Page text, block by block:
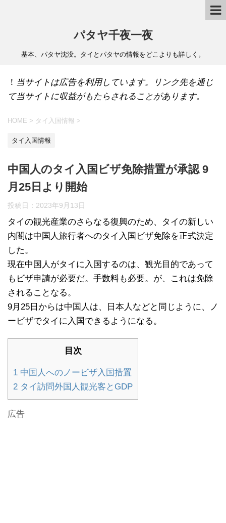
パタヤ千夜一夜
基本、パタヤ沈没。タイとパタヤの情報をどこよりも詳しく。
！ 当サイトは広告を利用しています。リンク先を通じ
て当サイトに収益がもたらされることがあります。
HOME > タイ入国情報 >
タイ入国情報
中国人のタイ入国ビザ免除措置が承認 9
月25日より開始
投稿日： 2023年9月13日
タイの観光産業のさらなる復興のため、タイの新しい
内閣は中国人旅行者へのタイ入国ビザ免除を正式決定
した。
現在中国人がタイに入国するのは、観光目的であって
もビザ申請が必要だ。手数料も必要。が、これは免除
されることなる。
9月25日からは中国人は、日本人などと同じように、ノ
ービザでタイに入国できるようになる。
目次
1 中国人へのノービザ入国措置
2 タイ訪問外国人観光客とGDP
広告